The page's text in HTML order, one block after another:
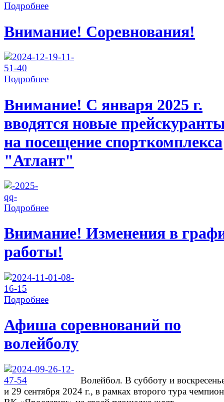
Подробнее
Внимание! Соревнования!
Подробнее
Внимание! С января 2025 г.
вводятся новые
на посещение спорткомплекса
"Атлант"
Подробнее
Внимание! Изменения в
работы!
Подробнее
Афиша соревнований по
волейболу
Волейбол. В субботу и
и 29 сентября 2024 г., в рамках второго тура